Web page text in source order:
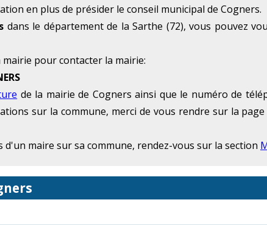
en plus de présider le conseil municipal de Cogners.
dans le département de la Sarthe (72), vous pouvez
pour contacter la mairie:
de la mairie de Cogners ainsi que le numéro de
sur la commune, merci de vous rendre sur la
maire sur sa commune, rendez-vous sur la section